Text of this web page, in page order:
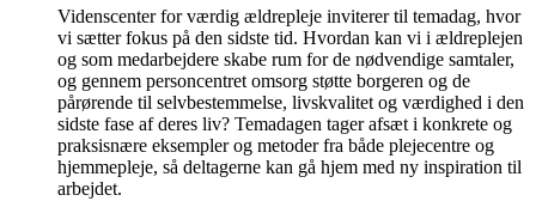
Videnscenter for værdig ældrepleje inviterer til temadag, hvor
vi sætter fokus på den sidste tid. Hvordan kan vi i ældreplejen
og som medarbejdere skabe rum for de nødvendige samtaler,
og gennem personcentret omsorg støtte borgeren og de
pårørende til selvbestemmelse, livskvalitet og værdighed i den
sidste fase af deres liv? Temadagen tager afsæt i konkrete og
praksisnære eksempler og metoder fra både plejecentre og
hjemmepleje, så deltagerne kan gå hjem med ny inspiration til
arbejdet.